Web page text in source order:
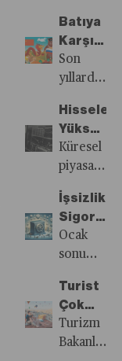
sayede
şirketlerini
ucuza
çıkan
konusu
ve
yükselişi”.
Kıta
genelinde
kendilerini
ve
olarak
etiketleyen
siyasi
güçler,
bu yıl
yapılacak
Çalışıyor
mineraller
için
Çin’den
bağımsız
bir
tedarik
zinciri
kurmak
Batıya
Karşı
Ayı ve
Ejderha
Son
yıllarda
gücünü
kaybetmesi
ve
komşusu
olan
Çin’in
inanılmaz
yükselişi,
batı
arasındaki
rekabetin
farklı bir
Hisseler
Emtiada
Var
Küresel
piyasalar
yılına
farklı
girdi.
Hisse
senetleri
piyasaları
zirvelerini
İşsizlik
“Varlık”
Ocak
sonu
ilk kez
200
milyar
lirayı
Turist
Çok
Ama
Yataklar
Turizm
Bakanlığı